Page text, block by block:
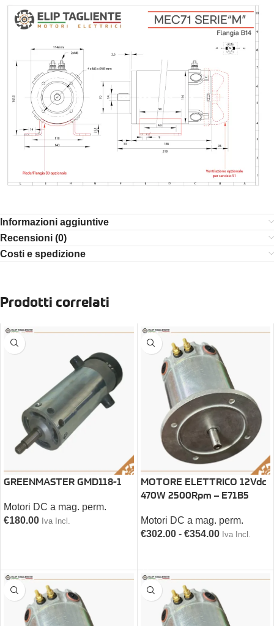
Informazioni aggiuntive
Recensioni (0)
Costi e spedizione
Prodotti correlati
GREENMASTER GMD118-1
Motori DC a mag. perm.
€180.00 Iva Incl.
MOTORE ELETTRICO 12Vdc
470W 2500Rpm – E71B5
Motori DC a mag. perm.
€302.00 - €354.00 Iva Incl.